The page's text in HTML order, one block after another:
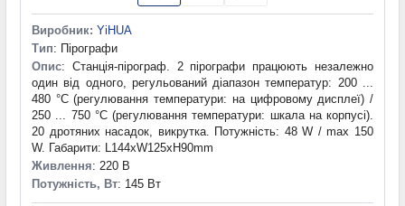
Виробник: YiHUA
Тип: Пірографи
Опис: Станція-пірограф. 2 пірографи працюють незалежно
один від одного, регульований діапазон температур: 200 ...
480 °С (регулювання температури: на цифровому дисплеї) /
250 ... 750 °С (регулювання температури: шкала на корпусі).
20 дротяних насадок, викрутка. Потужність: 48 W / max 150
W. Габарити: L144xW125xH90mm
Живлення: 220 В
Потужність, Вт: 145 Вт